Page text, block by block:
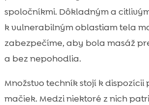
spoločníkmi. Dôkladným a
k vulnerabilným oblastiam tela
zabezpečíme, aby bola masáž
a bez nepohodlia.
Množstvo techník stojí k dispozícii
mačiek. Medzi niektoré z nich